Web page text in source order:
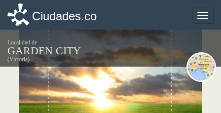
Toggle
Ciudades.co
Localidad de
GARDEN CITY
(Victoria)
Toggle
Ciudades.co